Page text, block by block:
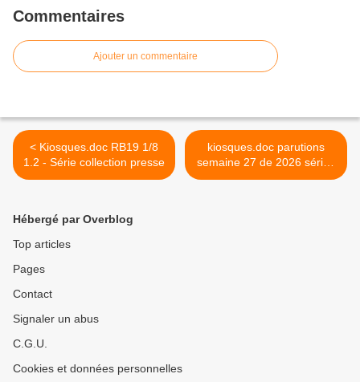
Commentaires
Ajouter un commentaire
< Kiosques.doc RB19 1/8
1.2 - Série collection presse
kiosques.doc parutions
semaine 27 de 2026 séries
miniatures-presse >
Hébergé par Overblog
Top articles
Pages
Contact
Signaler un abus
C.G.U.
Cookies et données personnelles